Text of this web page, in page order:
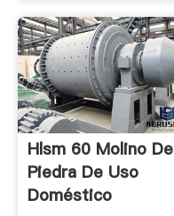
Hlsm 60 Molino De
Piedra De Uso
Doméstico